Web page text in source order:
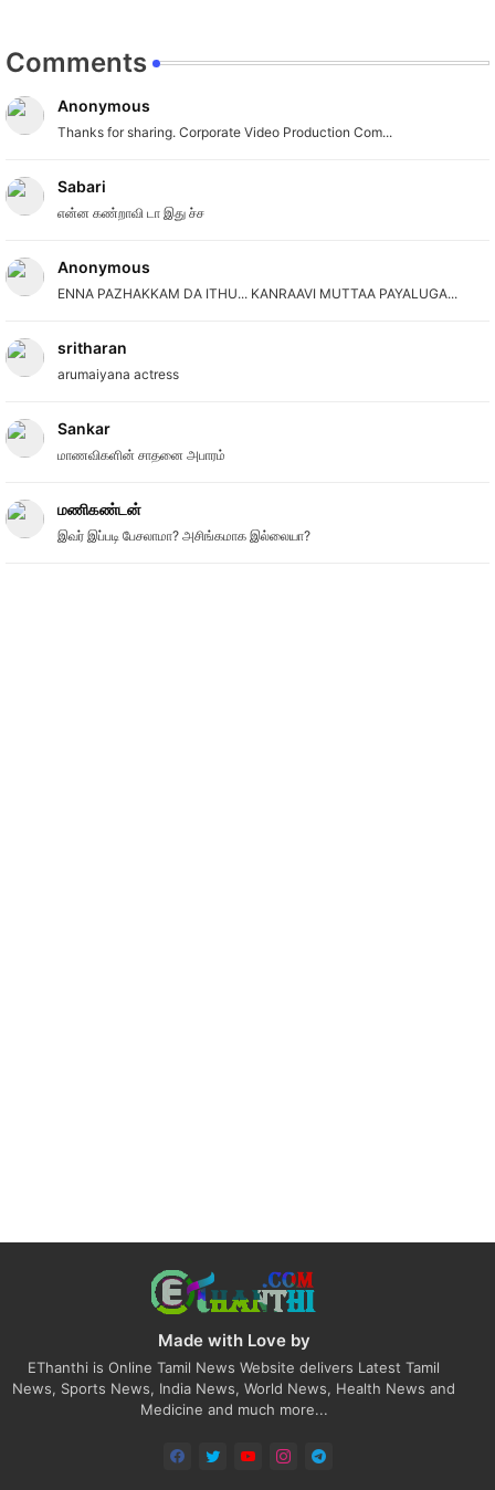
Comments
Anonymous
Thanks for sharing. Corporate Video Production Com...
Sabari
என்ன கண்றாவி டா இது ச்ச
Anonymous
ENNA PAZHAKKAM DA ITHU... KANRAAVI MUTTAA PAYALUGA...
sritharan
arumaiyana actress
Sankar
மாணவிகளின் சாதனை அபாரம்
மணிகண்டன்
இவர் இப்படி பேசலாமா? அசிங்கமாக இல்லையா?
Made with Love by
EThanthi is Online Tamil News Website delivers Latest Tamil
News, Sports News, India News, World News, Health News and
Medicine and much more...